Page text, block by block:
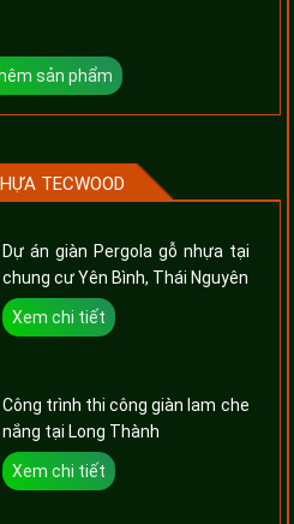
sản phẩm
TECWOOD
Dự án giàn Pergola gỗ nhựa tại
chung cư Yên Bình, Thái Nguyên
Xem chi tiết
Công trình thi công giàn lam che
nắng tại Long Thành
Xem chi tiết